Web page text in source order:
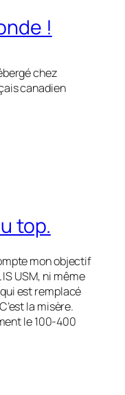
!
chez
canadien
top.
mon objectif
USM, ni même
est remplacé
la misère.
le 100-400